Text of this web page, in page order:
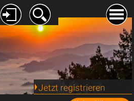
Jetzt registrieren